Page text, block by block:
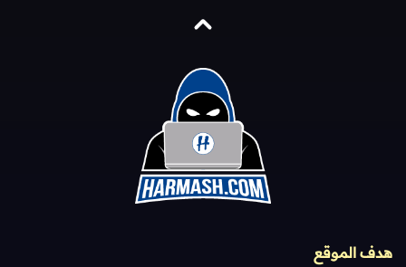
هدف الموقع